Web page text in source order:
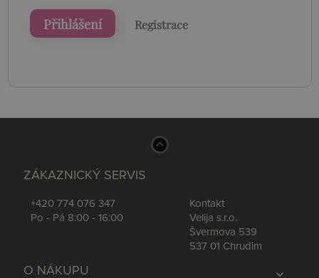
Přihlášení Registrace
ZÁKAZNICKÝ SERVIS
+420 774 076 347
Po - Pá 8:00 - 16:00
Kontakt
Velija s.r.o.
Švermova 539
537 01 Chrudim
expand_more
O NÁKUPU